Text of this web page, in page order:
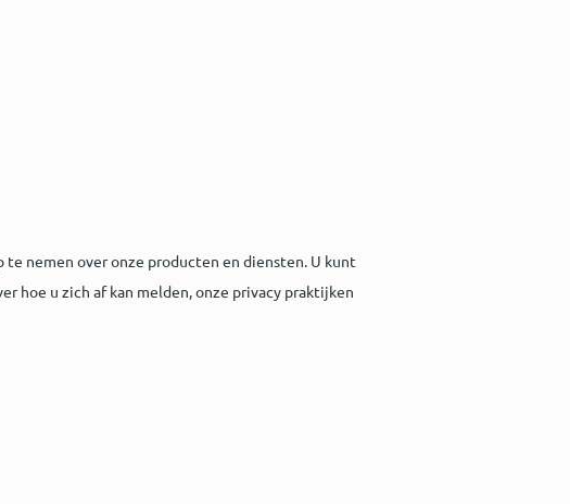
nemen over onze producten en diensten. U kunt
hoe u zich af kan melden, onze privacy praktijken